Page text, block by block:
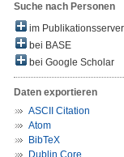
Suche nach Personen
im Publikationsserver
bei BASE
bei Google Scholar
Daten exportieren
ASCII Citation
Atom
BibTeX
Dublin Core